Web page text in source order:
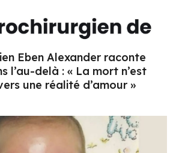
Eben Alexander raconte
l’au-delà : « La mort n’est
une réalité d’amour »